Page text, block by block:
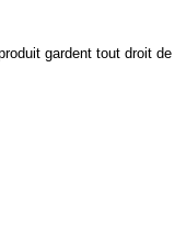
gardent tout droit de